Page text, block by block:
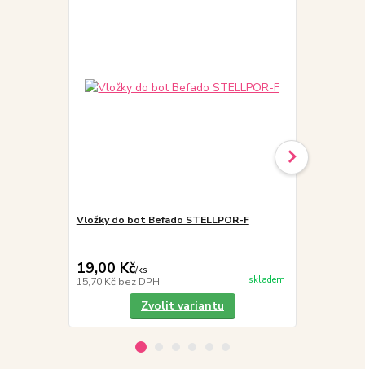
Vložky do bot Befado STELLPOR-F
19,00 Kč/ks
15,70 Kč bez DPH skladem
Zvolit variantu